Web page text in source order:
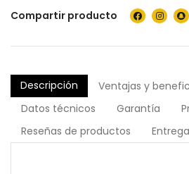
Compartir producto
Descripción
Ventajas y
Datos técnicos
Garantía
Reseñas de productos